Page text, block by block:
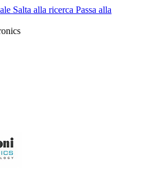
Salta alla ricerca Passa alla